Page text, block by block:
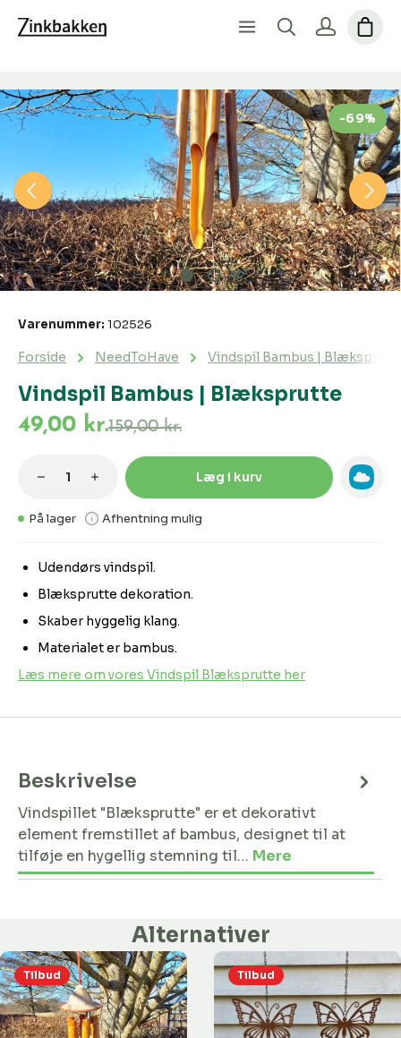
Spring over billedgalleri
-69%
Vindspil Bambus | Blæksprutte
Forside NeedToHave Vindspil Bambus |
Varenummer: 102526
Udendørs vindspil.
Blæksprutte dekoration.
Skaber hyggelig klang.
Materialet er bambus.
Læs mere om vores Vindspil Blæksprutte her
49,00 kr.159,00 kr.
På lager Afhentning mulig
Produktmængde: Indtast den
Læg i kurv
Beskrivelse
Vindspillet "Blæksprutte" er et dekorativt
element fremstillet af bambus, designet til at
tilføje en hygellig stemning til… Mere
Alternativer
Tilbud Tilbud